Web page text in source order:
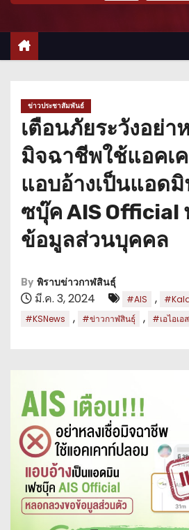
ข่าวประชาสัมพันธ์
เตือนภัยระวังอย่า
มิจฉาชีพใช้แอคเ
แอบอ้างเป็นแอดมิ
ซบุ๊ค AIS Official
ข้อมูลส่วนบุคคล
By พิราบข่าวกาฬสินธุ์
มี.ค. 3, 2024 #AIS ,
#KSNews , #ข่าวกาฬสินธุ์ , #เอไอเอส